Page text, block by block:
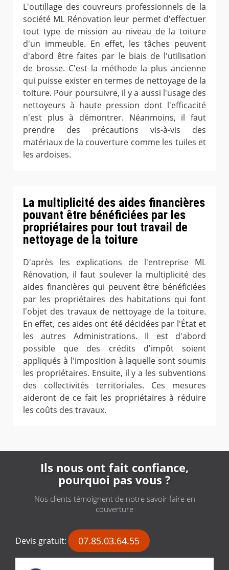
L'outillage des couvreurs professionnels de la
société ML Rénovation leur permet d'effectuer
tout type de mission au niveau de la toiture
d'un immeuble. En effet, les tâches peuvent
d'abord être faites par le biais de l'utilisation
de brosse. C'est la méthode la plus ancienne
qui puisse exister en termes de nettoyage de la
toiture. Pour poursuivre, il y a aussi l'usage des
nettoyeurs à haute pression dont l'efficacité
n'est plus à démontrer. Néanmoins, il faut
prendre des précautions vis-à-vis des
matériaux de la couverture comme les tuiles et
les ardoises.
La multiplicité des aides financières
pouvant être bénéficiées par les
propriétaires pour tout travail de
nettoyage de la toiture
D'après les explications de l'entreprise ML
Rénovation, il faut soulever la multiplicité des
aides financières qui peuvent être bénéficiées
par les propriétaires des habitations qui font
l'objet des travaux de nettoyage de la toiture.
En effet, ces aides ont été décidées par l'État et
les autres Administrations. Il est d'abord
possible que des crédits d'impôt soient
appliqués à l'imposition à laquelle sont soumis
les propriétaires. Ensuite, il y a les subventions
des collectivités territoriales. Ces mesures
aideront de ce fait les propriétaires à réduire
les coûts des travaux.
Ils nous ont fait confiance,
pourquoi pas vous ?
Nos clients témoignent de notre savoir faire en
couverture
Devis gratuit: 07.85.03.64.55